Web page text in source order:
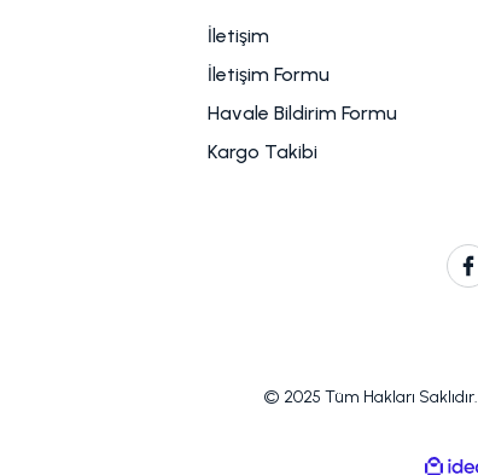
İletişim
İletişim Formu
Havale Bildirim Formu
Kargo Takibi
© 2025 Tüm Hakları